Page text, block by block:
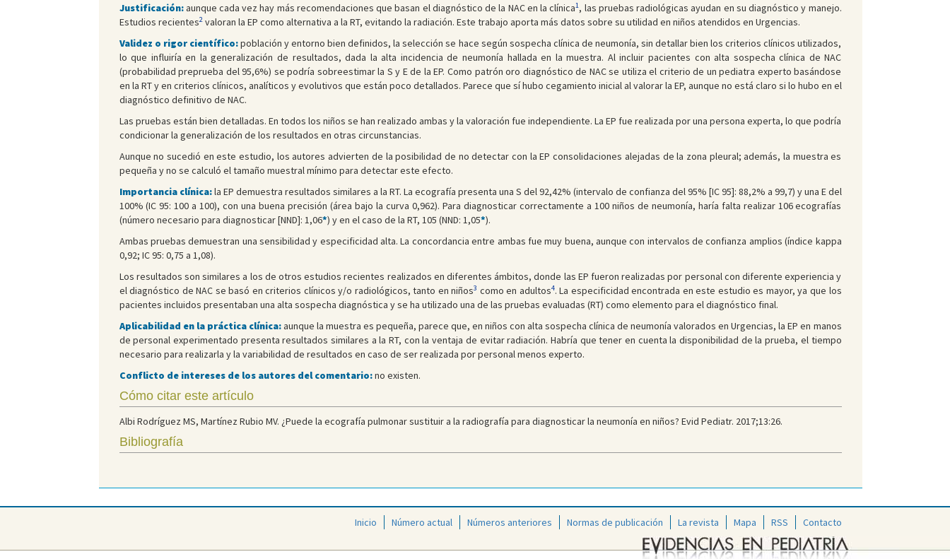
Justificación:aunque cada vez hay más recomendaciones que basan el diagnóstico de la NAC en la clínica1, las pruebas radiológicas ayudan en su diagnóstico y manejo.
Estudios recientes2valoran la EP como alternativa a la RT, evitando la radiación. Este trabajo aporta más datos sobre su utilidad en niños atendidos en Urgencias.
Validez o rigor científico:población y entorno bien definidos, la selección se hace según sospecha clínica de neumonía, sin detallar bien los criterios clínicos utilizados,
lo que influiría en la generalización de resultados, dada la alta incidencia de neumonía hallada en la muestra. Al incluir pacientes con alta sospecha clínica de NAC
(probabilidad preprueba del 95,6%) se podría sobreestimar la S y E de la EP. Como patrón oro diagnóstico de NAC se utiliza el criterio de un pediatra experto basándose
en la RT y en criterios clínicos, analíticos y evolutivos que están poco detallados. Parece que sí hubo cegamiento inicial al valorar la EP, aunque no está claro si lo hubo en el
diagnóstico definitivo de NAC.
Las pruebas están bien detalladas. En todos los niños se han realizado ambas y la valoración fue independiente. La EP fue realizada por una persona experta, lo que podría
condicionar la generalización de los resultados en otras circunstancias.
Aunque no sucedió en este estudio, los autores advierten de la posibilidad de no detectar con la EP consolidaciones alejadas de la zona pleural; además, la muestra es
pequeña y no se calculó el tamaño muestral mínimo para detectar este efecto.
Importancia clínica:la EP demuestra resultados similares a la RT. La ecografía presenta una S del 92,42% (intervalo de confianza del 95% [IC 95]: 88,2% a 99,7) y una E del
100% (IC 95: 100 a 100), con una buena precisión (área bajo la curva 0,962). Para diagnosticar correctamente a 100 niños de neumonía, haría falta realizar 106 ecografías
(número necesario para diagnosticar [NND]: 1,06*) y en el caso de la RT, 105 (NND: 1,05*).
Ambas pruebas demuestran una sensibilidad y especificidad alta. La concordancia entre ambas fue muy buena, aunque con intervalos de confianza amplios (índice kappa
0,92; IC 95: 0,75 a 1,08).
Los resultados son similares a los de otros estudios recientes realizados en diferentes ámbitos, donde las EP fueron realizadas por personal con diferente experiencia y
el diagnóstico de NAC se basó en criterios clínicos y/o radiológicos, tanto en niños3 como en adultos4. La especificidad encontrada en este estudio es mayor, ya que los
pacientes incluidos presentaban una alta sospecha diagnóstica y se ha utilizado una de las pruebas evaluadas (RT) como elemento para el diagnóstico final.
Aplicabilidad en la práctica clínica:aunque la muestra es pequeña, parece que, en niños con alta sospecha clínica de neumonía valorados en Urgencias, la EP en manos
de personal experimentado presenta resultados similares a la RT, con la ventaja de evitar radiación. Habría que tener en cuenta la disponibilidad de la prueba, el tiempo
necesario para realizarla y la variabilidad de resultados en caso de ser realizada por personal menos experto.
Conflicto de intereses de los autores del comentario:no existen.
Cómo citar este artículo
Albi Rodríguez MS, Martínez Rubio MV. ¿Puede la ecografía pulmonar sustituir a la radiografía para diagnosticar la neumonía en niños? Evid Pediatr. 2017;13:26.
Bibliografía
Inicio Número actual Números anteriores Normas de publicación La revista Mapa RSS Contacto